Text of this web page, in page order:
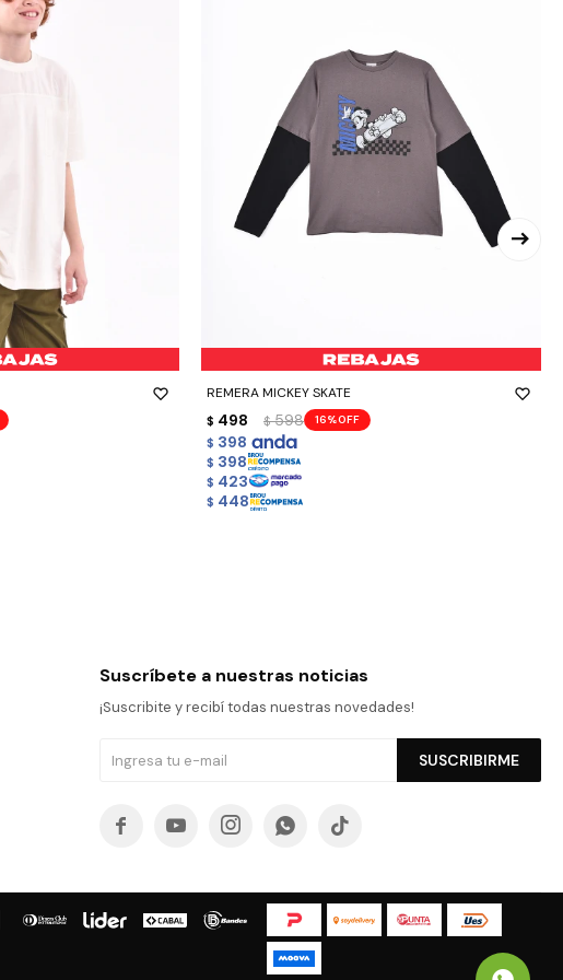
REMERA MICKEY SKATE
$ 498 $ 598 16
$ 398
$ 398
$ 423
$ 448
- +
Suscríbete a nuestras noticias
¡Suscribite y recibí todas nuestras novedades!
SUSCRIBIRME
    